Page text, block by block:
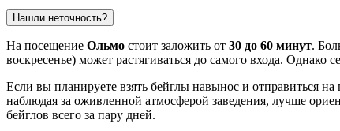
Нашли неточность?
На посещение Ольмо стоит заложить от 30 до 60 минут.
воскресенье) может растягиваться до самого входа. Однако
Если вы планируете взять бейглы навынос и отправиться
наблюдая за оживленной атмосферой заведения, лучше
бейглов всего за пару дней.